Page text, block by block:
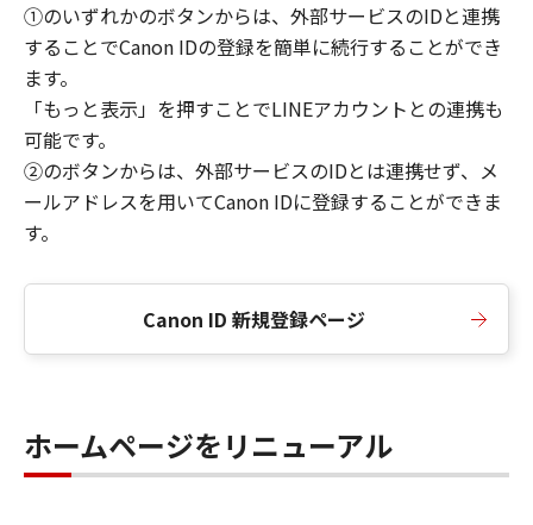
①のいずれかのボタンからは、外部サービスのIDと連携
することでCanon IDの登録を簡単に続行することができ
ます。
「もっと表示」を押すことでLINEアカウントとの連携も
可能です。
②のボタンからは、外部サービスのIDとは連携せず、メ
ールアドレスを用いてCanon IDに登録することができま
す。
Canon ID 新規登録ページ
ホームページをリニューアル